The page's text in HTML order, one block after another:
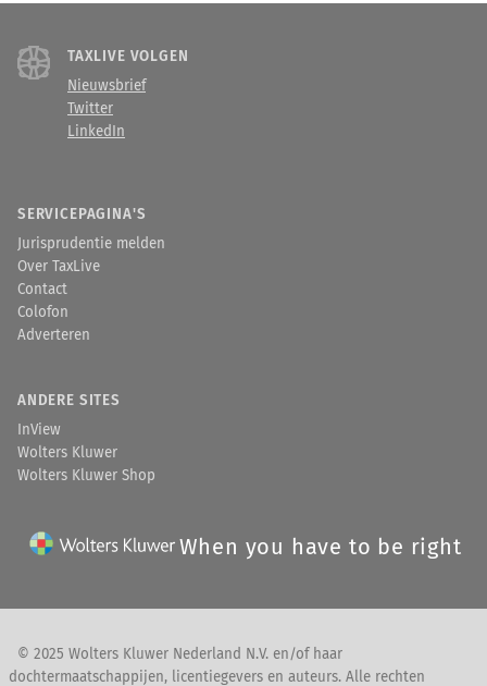
TAXLIVE VOLGEN
Nieuwsbrief
Twitter
LinkedIn
SERVICEPAGINA'S
Jurisprudentie melden
Over TaxLive
Contact
Colofon
Adverteren
ANDERE SITES
InView
Wolters Kluwer
Wolters Kluwer Shop
When you have to be right
© 2025 Wolters Kluwer Nederland N.V. en/of haar
dochtermaatschappijen, licentiegevers en auteurs. Alle rechten